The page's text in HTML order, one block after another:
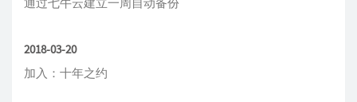
2018-03-20
加入：十年之约